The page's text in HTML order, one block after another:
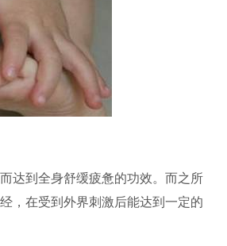
达到全身舒缓疲惫的功效。而之所
，在受到外界刺激后能达到一定的